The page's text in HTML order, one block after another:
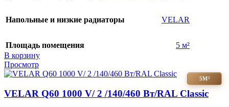
Напольные и низкие радиаторы VELAR
Площадь помещения
5 м²
В корзину
Просмотр
5М²
VELAR Q60 1000 V/ 2 /140/460 Вт/RAL Classic